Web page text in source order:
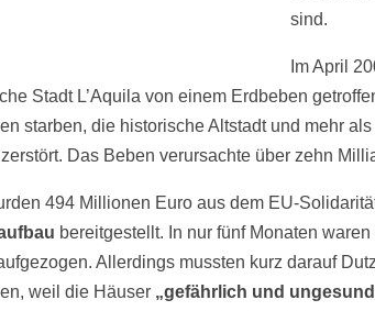
sind.
Im April
Stadt L’Aquila von einem Erdbeben
starben, die historische Altstadt und mehr
Das Beben verursachte über zehn
494 Millionen Euro aus dem EU-
bereitgestellt. In nur fünf Monaten
Allerdings mussten kurz darauf
weil die Häuser „gefährlich und